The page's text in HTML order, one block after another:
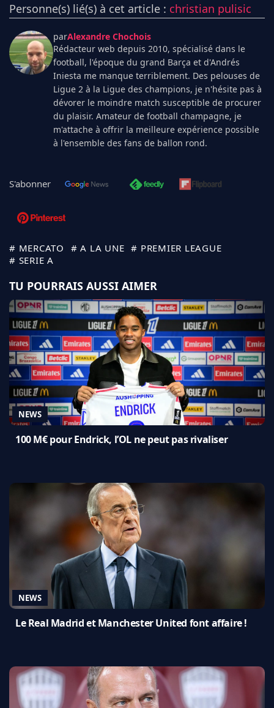
Personne(s) lié(s) à cet article : christian pulisic
parAlexandre Chochois
Rédacteur web depuis 2010, spécialisé dans le
football, l'époque du grand Barça et d'Andrés
Iniesta me manque terriblement. Des pelouses de
Ligue 2 à la Ligue des champions, je n'hésite pas à
dévorer le moindre match susceptible de procurer
du plaisir. Amateur de football champagne, je
m'attache à offrir la meilleure expérience possible
à l'ensemble des fans de ballon rond.
S'abonner
# MERCATO # A LA UNE # PREMIER LEAGUE
# SERIE A
TU POURRAIS AUSSI AIMER
NEWS
100 M€ pour Endrick, l’OL ne peut pas rivaliser
NEWS
Le Real Madrid et Manchester United font affaire !